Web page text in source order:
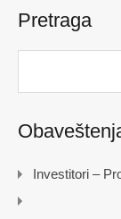
Pretraga
Investitori –